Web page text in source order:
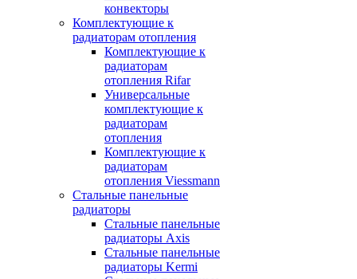
конвекторы
Комплектующие к
радиаторам отопления
Комплектующие к
радиаторам
отопления Rifar
Универсальные
комплектующие к
радиаторам
отопления
Комплектующие к
радиаторам
отопления Viessmann
Стальные панельные
радиаторы
Стальные панельные
радиаторы Axis
Стальные панельные
радиаторы Kermi